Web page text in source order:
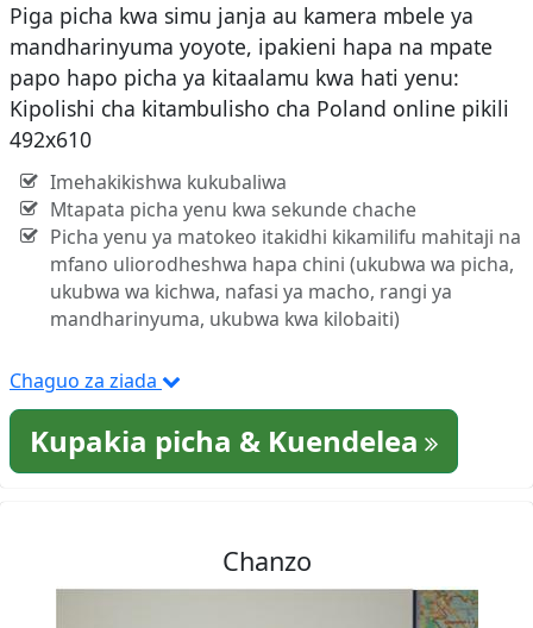
Piga picha kwa simu janja au kamera mbele ya
mandharinyuma yoyote, ipakieni hapa na mpate
papo hapo picha ya kitaalamu kwa hati yenu:
Kipolishi cha kitambulisho cha Poland online pikili
492x610
Imehakikishwa kukubaliwa
Mtapata picha yenu kwa sekunde chache
Picha yenu ya matokeo itakidhi kikamilifu mahitaji na
mfano uliorodheshwa hapa chini (ukubwa wa picha,
ukubwa wa kichwa, nafasi ya macho, rangi ya
mandharinyuma, ukubwa kwa kilobaiti)
Chaguo za ziada
Kupakia picha & Kuendelea
Chanzo